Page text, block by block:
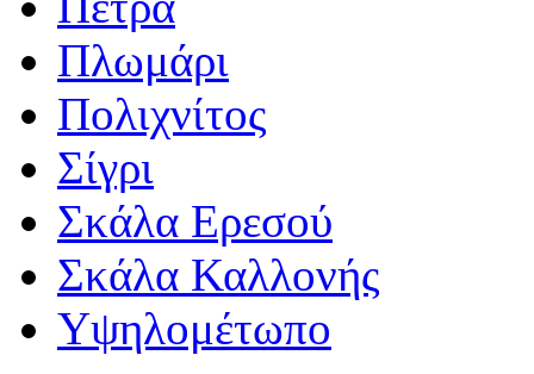
Πλωμάρι
Πολιχνίτος
Σίγρι
Σκάλα Ερεσού
Σκάλα Καλλονής
Υψηλομέτωπο